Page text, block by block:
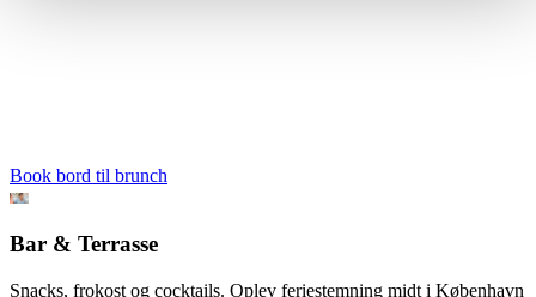
Book bord til brunch
Bar & Terrasse
Snacks, frokost og cocktails. Oplev feriestemning midt i København